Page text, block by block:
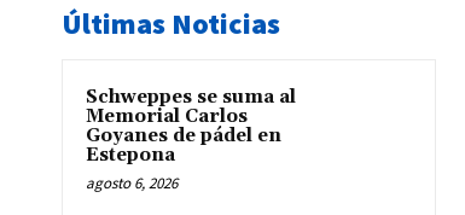
Últimas Noticias
Schweppes se suma al
Memorial Carlos
Goyanes de pádel en
Estepona
agosto 6, 2026